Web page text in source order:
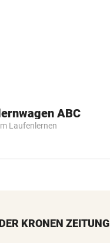
ABC
Laufenlernen
KRONEN ZEITUNG